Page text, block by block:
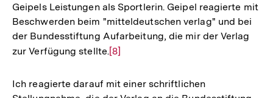
Geipels Leistungen als Sportlerin. Geipel reagierte mit
Beschwerden beim "mitteldeutschen verlag" und bei
der Bundesstiftung Aufarbeitung, die mir der Verlag
zur Verfügung stellte.Zur
der
[8]
Ich reagierte darauf mit einer schriftlichen